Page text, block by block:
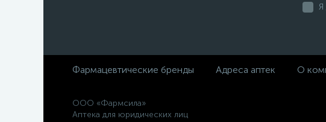
Я
Фармацевтические бренды Адреса аптек О
ООО «Фармсила»
Аптека для юридических лиц